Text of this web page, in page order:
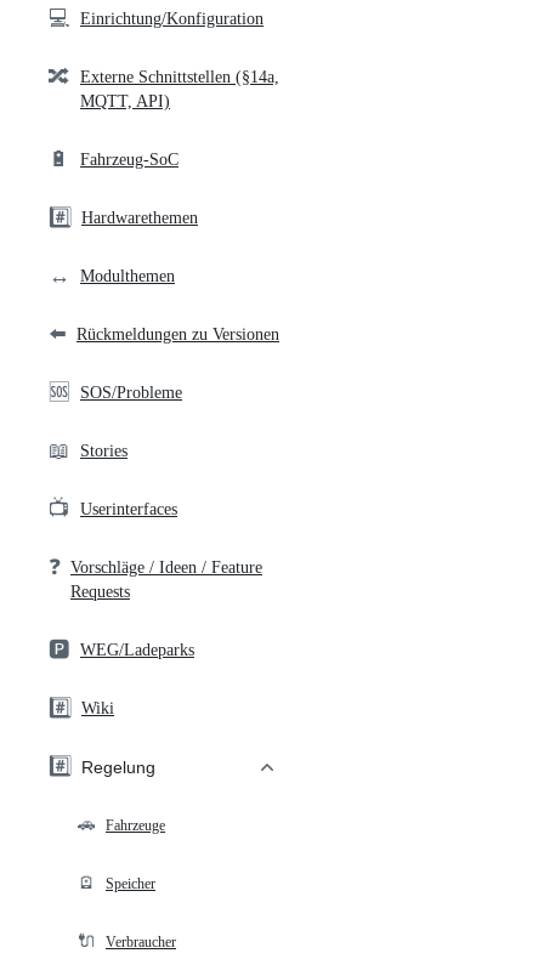
💻 Einrichtung/Konfiguration
🔀 Externe Schnittstellen (§14a,
MQTT, API)
🔋 Fahrzeug-SoC
#️⃣ Hardwarethemen
↔️ Modulthemen
⬅️ Rückmeldungen zu Versionen
🆘 SOS/Probleme
📖 Stories
📺 Userinterfaces
❓ Vorschläge / Ideen / Feature
Requests
🅿️ WEG/Ladeparks
#️⃣ Wiki
#️⃣ Regelung
🚗 Fahrzeuge
🪫 Speicher
🔌 Verbraucher